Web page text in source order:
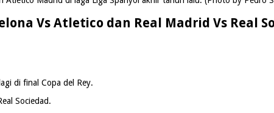
Vs Atletico dan Real Madrid Vs Real
di final Copa del Rey.
Sociedad.